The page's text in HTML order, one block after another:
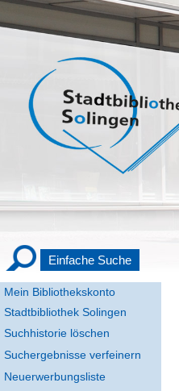
Mein Bibliothekskonto
Stadtbibliothek Solingen
Einfache Suche
Suchhistorie löschen
Suchergebnisse verfeinern
Neuerwerbungsliste